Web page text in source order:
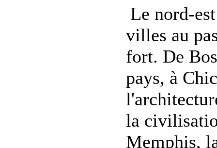
Le nord-
villes au
fort. De
pays, à
la
Memphis,